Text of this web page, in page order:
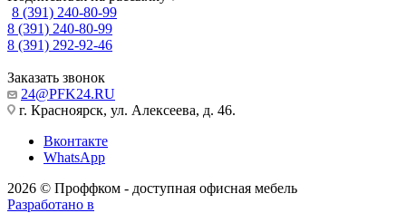
8 (391) 240-80-99
8 (391) 240-80-99
8 (391) 292-92-46
Заказать звонок
24@PFK24.RU
г. Красноярск, ул. Алексеева, д. 46.
Вконтакте
WhatsApp
2026 © Проффком - доступная офисная мебель
Разработано в